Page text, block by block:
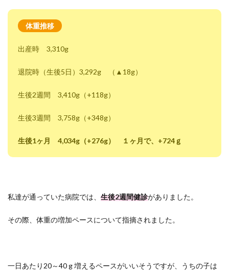
体重推移
出産時 3,310g
退院時（生後5日）3,292g （▲18g）
生後2週間 3,410g（+118g）
生後3週間 3,758g（+348g）
生後1ヶ月 4,034g（+276g） １ヶ月で、+724ｇ
私達が通っていた病院では、 生後2週間健診がありました。
その際、体重の増加ペースについて指摘されました。
一日あたり20～40 g 増えるペースがいいそうですが、うちの子は